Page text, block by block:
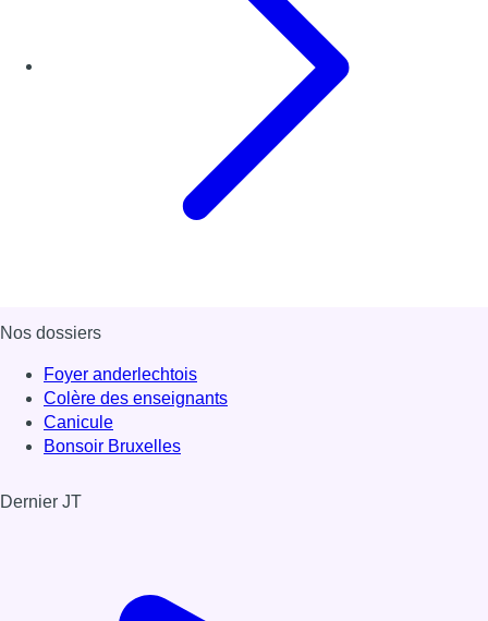
Nos dossiers
Foyer anderlechtois
Colère des enseignants
Canicule
Bonsoir Bruxelles
Dernier JT